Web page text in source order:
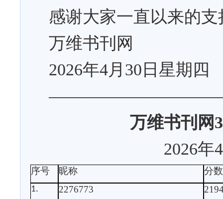
感谢大家一直以来的
万维书刊网
2026年4月 30 日星期四
万维书刊网3
2026年4
序号 昵称 分数
1. 2276773